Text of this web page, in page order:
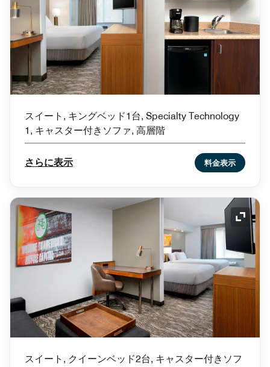
スイート, キングベッド1台, Specialty Technology
1, キャスター付きソファ, 高層階
さらに表示 料金表示
アイ
スイート, クイーンベッド2台, キャスター付きソフ